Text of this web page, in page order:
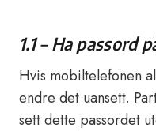
1.1 – Ha passord
Hvis mobiltelefonen
endre det uansett.
sett dette passordet